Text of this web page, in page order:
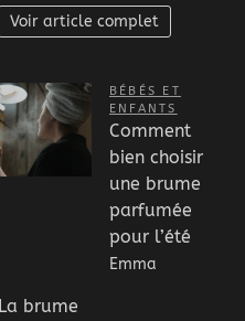
Voir article complet
BÉBÉS ET
ENFANTS
Comment
bien choisir
une brume
parfumée
pour l’été
Emma
La brume